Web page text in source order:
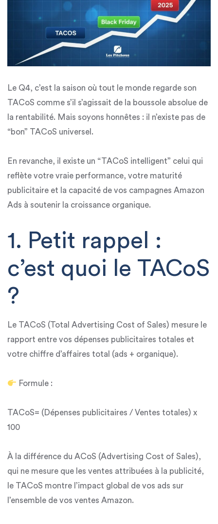
Le Q4, c’est la saison où tout le monde regarde son
TACoS comme s’il s’agissait de la boussole absolue de
la rentabilité. Mais soyons honnêtes : il n’existe pas de
“bon” TACoS universel.
En revanche, il existe un “TACoS intelligent” celui qui
reflète votre vraie performance, votre maturité
publicitaire et la capacité de vos campagnes Amazon
Ads à soutenir la croissance organique.
1. Petit rappel :
c’est quoi le TACoS
?
Le TACoS (Total Advertising Cost of Sales) mesure le
rapport entre vos dépenses publicitaires totales et
votre chiffre d’affaires total (ads + organique).
Formule :
TACoS= (Dépenses publicitaires / Ventes totales) x
100
À la différence du ACoS (Advertising Cost of Sales),
qui ne mesure que les ventes attribuées à la publicité,
le TACoS montre l’impact global de vos ads sur
l’ensemble de vos ventes Amazon.